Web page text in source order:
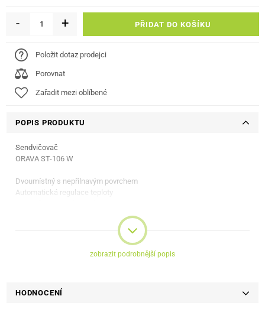
- + PŘIDAT DO KOŠÍKU
Položit dotaz prodejci
Porovnat
Zařadit mezi oblíbené
POPIS PRODUKTU
Sendvičovač
ORAVA ST-106 W
Dvoumístný s nepřilnavým povrchem
Automatická regulace teploty
Světelná signalizace (napájení, ohřev)
Rozměry(VxŠxH) 8x23x24 cm
zobrazit podrobnější popis
HODNOCENÍ